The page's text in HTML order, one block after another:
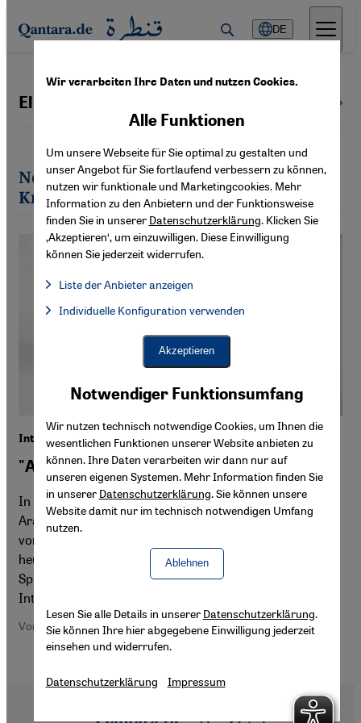
Direkt zum Inhalt springen
DE
Elisabeth Knoblauch
Neueste Artikel von Elisabeth
Knoblauch
Interview mit dem Arabisten Tim Mackintosh-Smith
"Arabisch ist wie Schach"
In seinem Buch "Arab“ erzählt der britische Autor und
Arabist Tim Mackintosh-Smith die arabische Geschichte
von ihren Ursprüngen im 2. Jahrtausend vor Christus bis
heute. Entscheidend ist dabei für ihn die arabische
Sprache als zentrale Quelle kultureller Identität.
Interview von Elisabeth Knoblauch für Qantara.de
Von Elisabeth Knoblauch
Wir verarbeiten Ihre Daten und nutzen Cookies.
Notwendiger Funktionsumfang
Wir nutzen technisch notwendige Cookies, um Ihnen die
wesentlichen Funktionen unserer Website anbieten zu
können. Ihre Daten verarbeiten wir dann nur auf
unseren eigenen Systemen. Mehr Information finden Sie
in unserer Datenschutzerklärung. Sie können unsere
Website damit nur im technisch notwendigen Umfang
nutzen.
Ablehnen
Alle Funktionen
Um unsere Webseite für Sie optimal zu gestalten und
unser Angebot für Sie fortlaufend verbessern zu können,
nutzen wir funktionale und Marketingcookies. Mehr
Information zu den Anbietern und der Funktionsweise
finden Sie in unserer Datenschutzerklärung. Klicken Sie
‚Akzeptieren‘, um einzuwilligen. Diese Einwilligung
können Sie jederzeit widerrufen.
Liste der Anbieter anzeigen
Facebook Embed / Facebook Connect, Google Maps Embed,
Facebook Embed / Facebook Connect
Google Maps Embed
Individuelle Konfiguration verwenden
Akzeptieren
Lesen Sie alle Details in unserer Datenschutzerklärung.
Sie können Ihre hier abgegebene Einwilligung jederzeit
einsehen und widerrufen.
Datenschutzerklärung Impressum